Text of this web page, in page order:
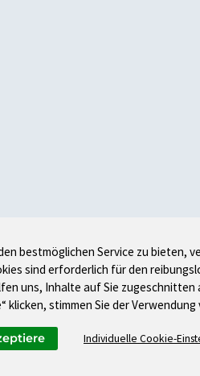
bestmöglichen Service zu bieten,
sind erforderlich für den
uns, Inhalte auf Sie zugeschnitten
klicken, stimmen Sie der Verwendung
Individuelle Cookie-